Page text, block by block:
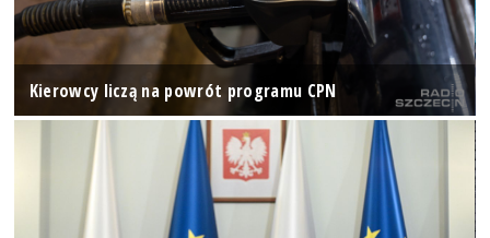
Kierowcy liczą na powrót programu CPN